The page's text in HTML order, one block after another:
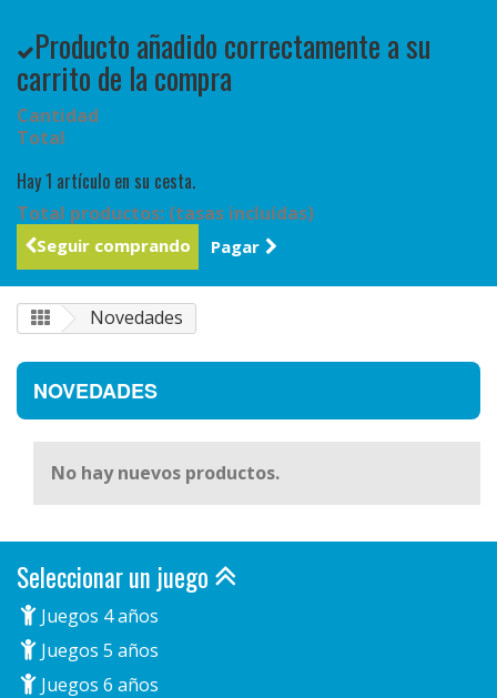
Producto añadido correctamente a su
carrito de la compra
Cantidad
Total
Hay 1 artículo en su cesta.
Total productos: (tasas incluídas)
Seguir comprando Pagar
Novedades
NOVEDADES
No hay nuevos productos.
Seleccionar un juego
Juegos 4 años
Juegos 5 años
Juegos 6 años